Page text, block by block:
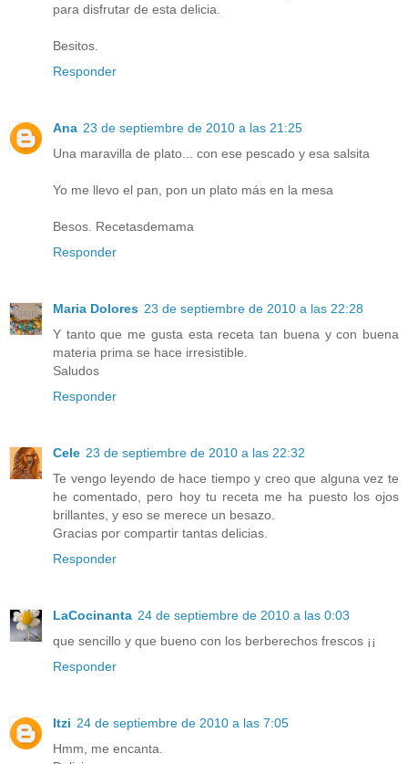
para disfrutar de esta delicia.
Besitos.
Responder
Ana 23 de septiembre de 2010 a las 21:25
Una maravilla de plato... con ese pescado y esa salsita
Yo me llevo el pan, pon un plato más en la mesa
Besos. Recetasdemama
Responder
Maria Dolores 23 de septiembre de 2010 a las 22:28
Y tanto que me gusta esta receta tan buena y con buena
materia prima se hace irresistible.
Saludos
Responder
Cele 23 de septiembre de 2010 a las 22:32
Te vengo leyendo de hace tiempo y creo que alguna vez te
he comentado, pero hoy tu receta me ha puesto los ojos
brillantes, y eso se merece un besazo.
Gracias por compartir tantas delicias.
Responder
LaCocinanta 24 de septiembre de 2010 a las 0:03
que sencillo y que bueno con los berberechos frescos ¡¡
Responder
Itzi 24 de septiembre de 2010 a las 7:05
Hmm, me encanta.